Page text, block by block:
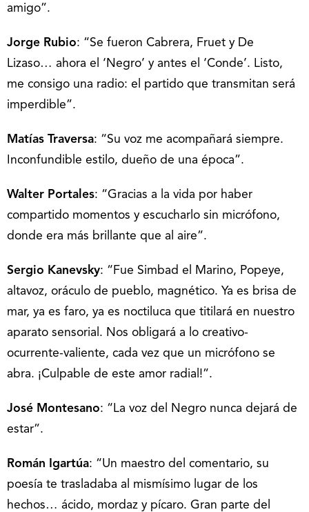
amigo”.
Jorge Rubio: “Se fueron Cabrera, Fruet y De
Lizaso… ahora el ‘Negro’ y antes el ‘Conde’. Listo,
me consigo una radio: el partido que transmitan será
imperdible”.
Matías Traversa: “Su voz me acompañará siempre.
Inconfundible estilo, dueño de una época”.
Walter Portales: “Gracias a la vida por haber
compartido momentos y escucharlo sin micrófono,
donde era más brillante que al aire”.
Sergio Kanevsky: “Fue Simbad el Marino, Popeye,
altavoz, oráculo de pueblo, magnético. Ya es brisa de
mar, ya es faro, ya es noctiluca que titilará en nuestro
aparato sensorial. Nos obligará a lo creativo-
ocurrente-valiente, cada vez que un micrófono se
abra. ¡Culpable de este amor radial!”.
José Montesano: “La voz del Negro nunca dejará de
estar”.
Román Igartúa: “Un maestro del comentario, su
poesía te trasladaba al mismísimo lugar de los
hechos… ácido, mordaz y pícaro. Gran parte del